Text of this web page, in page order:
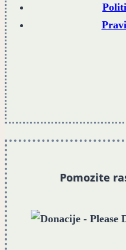
Pomozite